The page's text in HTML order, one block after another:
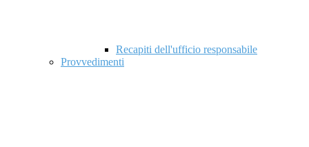
Recapiti dell'ufficio responsabile
Provvedimenti